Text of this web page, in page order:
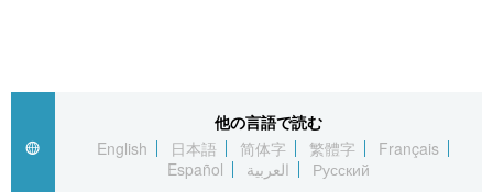
العربية
社会
文化 お知らせ
他の言語で読む
English
日本語 简体字 繁體字
Français
Español
العربية Русский